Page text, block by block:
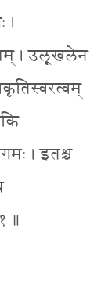
।
। उलूखलेन
। इतश्च
॥